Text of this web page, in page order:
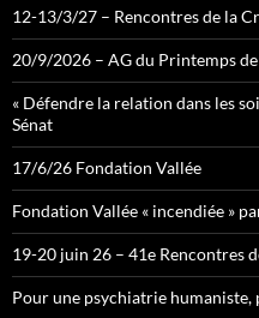
12-13/3/27 – Rencontres de la
20/9/2026 – AG du Printemps
« Défendre la relation dans les
Sénat
17/6/26 Fondation Vallée
Fondation Vallée « incendiée »
19-20 juin 26 – 41e Rencontres
Pour une psychiatrie humaniste,